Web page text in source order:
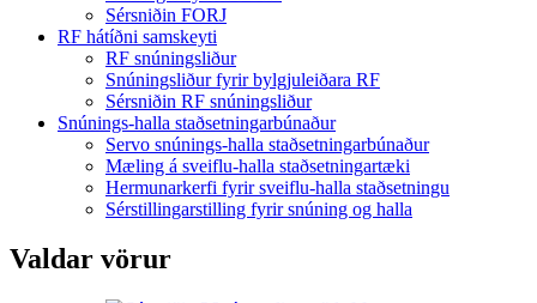
Sérsniðin FORJ
RF hátíðni samskeyti
RF snúningsliður
Snúningsliður fyrir bylgjuleiðara RF
Sérsniðin RF snúningsliður
Snúnings-halla staðsetningarbúnaður
Servo snúnings-halla staðsetningarbúnaður
Mæling á sveiflu-halla staðsetningartæki
Hermunarkerfi fyrir sveiflu-halla staðsetningu
Sérstillingarstilling fyrir snúning og halla
Valdar vörur